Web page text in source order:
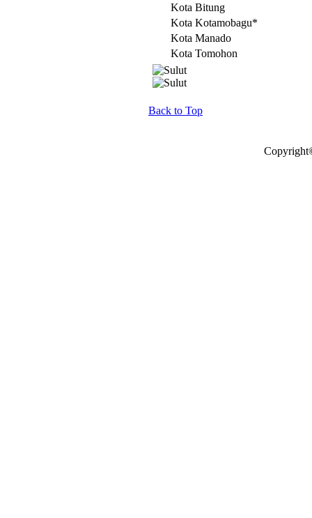
Kota Bitung
Kota Kotamobagu*
Kota Manado
Kota Tomohon
Back to Top